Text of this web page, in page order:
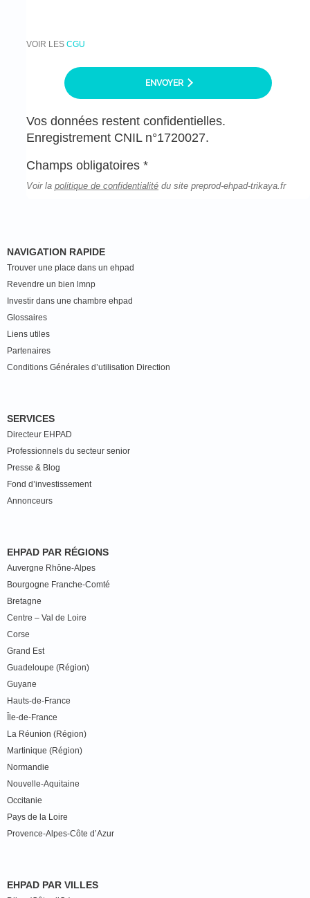
VOIR LES CGU
ENVOYER
Vos données restent confidentielles.
Enregistrement CNIL n°1720027.
Champs obligatoires *
Voir la politique de confidentialité du site preprod-ehpad-trikaya.fr
NAVIGATION RAPIDE
Trouver une place dans un ehpad
Revendre un bien lmnp
Investir dans une chambre ehpad
Glossaires
Liens utiles
Partenaires
Conditions Générales d’utilisation Direction
SERVICES
Directeur EHPAD
Professionnels du secteur senior
Presse & Blog
Fond d’investissement
Annonceurs
EHPAD PAR RÉGIONS
Auvergne Rhône-Alpes
Bourgogne Franche-Comté
Bretagne
Centre – Val de Loire
Corse
Grand Est
Guadeloupe (Région)
Guyane
Hauts-de-France
Île-de-France
La Réunion (Région)
Martinique (Région)
Normandie
Nouvelle-Aquitaine
Occitanie
Pays de la Loire
Provence-Alpes-Côte d’Azur
EHPAD PAR VILLES